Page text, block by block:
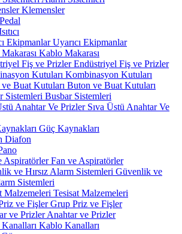
Klemensler
Pedal
Uyarıcı Ekipmanlar
Kablo Makarası
Endüstriyel Fiş ve Prizler
Kombinasyon Kutuları
Buton ve Buat Kutuları
Busbar Sistemleri
Sıva Üstü Anahtar Ve
Güç Kaynakları
Diafon
Fan ve Aspiratörler
Güvenlik ve
Sistemleri
Tesisat Malzemeleri
Grup Priz ve Fişler
Anahtar ve Prizler
Kablo Kanalları